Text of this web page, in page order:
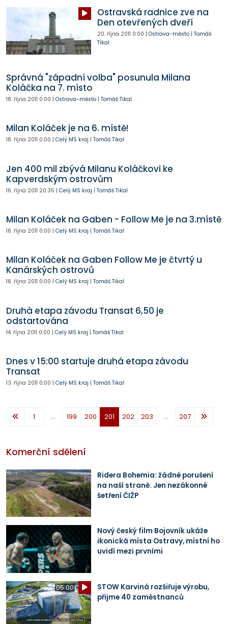
Ostravská radnice zve na
Den otevřených dveří
20. října 2011 0:00 | Ostrava-město| Tomáš
Tikal
Správná "západní volba" posunula Milana
Koláčka na 7. místo
18. října 2011 0:00 | Ostrava-město | Tomáš Tikal
Milan Koláček je na 6. místě!
18. října 2011 0:00 | Celý MS kraj | Tomáš Tikal
Jen 400 mil zbývá Milanu Koláčkovi ke
Kapverdským ostrovům
16. října 2011 20:35 | Celý MS kraj | Tomáš Tikal
Milan Koláček na Gaben - Follow Me je na 3.místě
16. října 2011 0:00 | Celý MS kraj | Tomáš Tikal
Milan Koláček na Gaben Follow Me je čtvrtý u
Kanárských ostrovů
16. října 2011 0:00 | Celý MS kraj | Tomáš Tikal
Druhá etapa závodu Transat 6,50 je
odstartována
14. října 2011 0:00 | Celý MS kraj | Tomáš Tikal
Dnes v 15:00 startuje druhá etapa závodu
Transat
13. října 2011 0:00 | Celý MS kraj | Tomáš Tikal
1 ... 199 200 201 202 203 ... 207
Komerční sdělení
Ridera Bohemia: žádné porušení
na naší straně. Jen nezákonné
šetření ČIŽP
Nový český film Bojovník ukáže
ikonická místa Ostravy, místní ho
uvidí mezi prvními
05:00
STOW Karviná rozšiřuje výrobu,
přijme 40 zaměstnanců